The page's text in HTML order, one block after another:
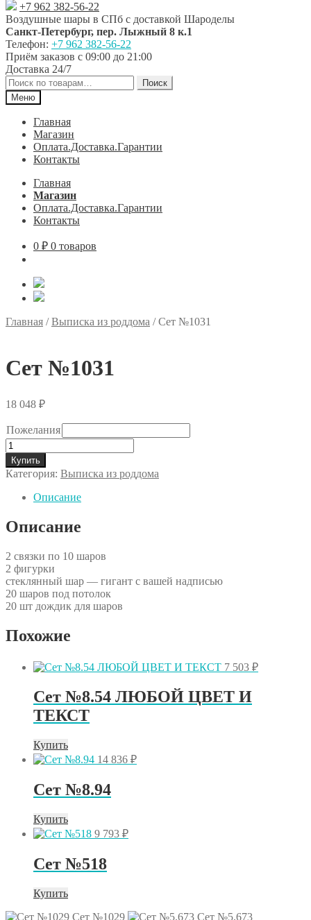
+7 962 382-56-22
Воздушные шары в СПб с доставкой Шароделы
Санкт-Петербург, пер. Лыжный 8 к.1
Телефон: +7 962 382-56-22
Приём заказов с 09:00 до 21:00
Доставка 24/7
Искать:
Поиск
Меню
Главная
Магазин
Оплата.Доставка.Гарантии
Контакты
Главная
Магазин
Оплата.Доставка.Гарантии
Контакты
0 ₽ 0 товаров
Главная /Выписка из роддома /Сет №1031
Сет №1031
18 048 ₽
Пожелания
Количество
товара
Сет
№1031
Купить
Категория: Выписка из роддома
Описание
Описание
2 связки по 10 шаров
2 фигурки
стеклянный шар — гигант с вашей надписью
20 шаров под потолок
20 шт дождик для шаров
Похожие
7 503 ₽
Сет №8.54 ЛЮБОЙ ЦВЕТ И
ТЕКСТ
Купить
14 836 ₽
Сет №8.94
Купить
9 793 ₽
Сет №518
Купить
Сет №1029
Сет №5.673